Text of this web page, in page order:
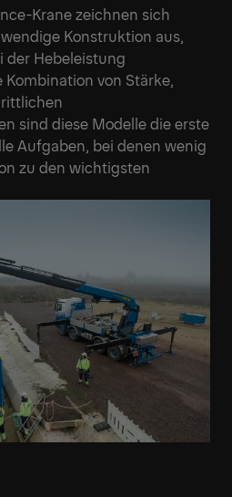
Krane zeichnen sich
Konstruktion aus,
der Hebeleistung
von Stärke,
sind diese Modelle die erste
Aufgaben, bei denen wenig
zu den wichtigsten